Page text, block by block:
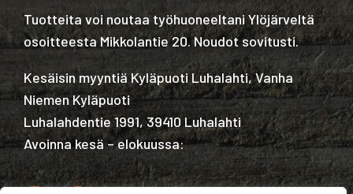
Tuotteita voi noutaa työhuoneeltani Ylöjärveltä
osoitteesta Mikkolantie 20. Noudot sovitusti.
Kesäisin myyntiä Kyläpuoti Luhalahti, Vanha
Niemen Kyläpuoti
Luhalahdentie 1991, 39410 Luhalahti
Avoinna kesä – elokuussa: